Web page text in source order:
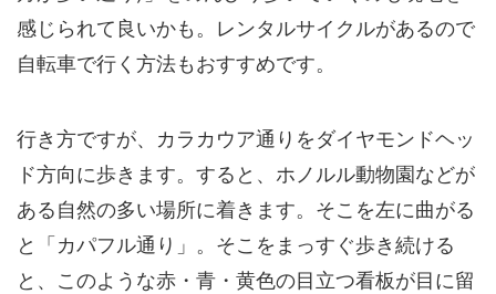
感じられて良いかも。レンタルサイクルがあるので
自転車で行く方法もおすすめです。
行き方ですが、カラカウア通りをダイヤモンドヘッ
ド方向に歩きます。すると、ホノルル動物園などが
ある自然の多い場所に着きます。そこを左に曲がる
と「カパフル通り」。そこをまっすぐ歩き続ける
と、このような赤・青・黄色の目立つ看板が目に留